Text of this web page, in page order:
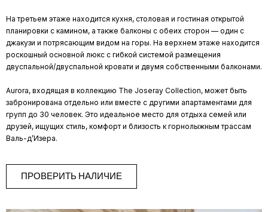
На третьем этаже находится кухня, столовая и гостиная открытой
планировки с камином, а также балконы с обеих сторон — один с
джакузи и потрясающим видом на горы. На верхнем этаже находится
роскошный основной люкс с гибкой системой размещения
двуспальной/двуспальной кровати и двумя собственными балконами.
Aurora, входящая в коллекцию The Joseray Collection, может быть
забронирована отдельно или вместе с другими апартаментами для
групп до 30 человек. Это идеальное место для отдыха семей или
друзей, ищущих стиль, комфорт и близость к горнолыжным трассам
Валь-д’Изера.
ПРОВЕРИТЬ НАЛИЧИЕ